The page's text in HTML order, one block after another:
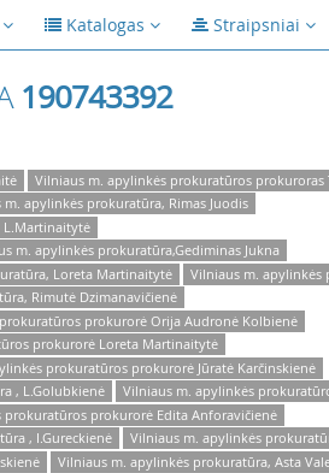
Katalogas Straipsniai
190743392
Vilniaus m. apylinkės prokuratūros prokuroras
m. apylinkės prokuratūra, Rimas Juodis
L.Martinaitytė
m. apylinkės prokuratūra,Gediminas Jukna
Loreta Martinaitytė
Vilniaus m. apylinkės
Rimutė Dzimanavičienė
prokurorė Orija Audronė Kolbienė
prokurorė Loreta Martinaitytė
prokuratūros prokurorė Jūratė Karčinskienė
, L.Golubkienė
Vilniaus m. apylinkės
prokuratūros prokurorė Edita Anforavičienė
, I.Gureckienė
Vilniaus m. apylinkės
Vilniaus m. apylinkės prokuratūra, Asta